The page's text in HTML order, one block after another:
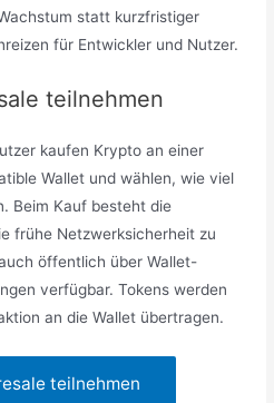
statt kurzfristiger
für Entwickler und Nutzer.
teilnehmen
kaufen Krypto an einer
Wallet und wählen, wie viel
Beim Kauf besteht die
frühe Netzwerksicherheit zu
öffentlich über Wallet-
verfügbar. Tokens werden
an die Wallet übertragen.
teilnehmen